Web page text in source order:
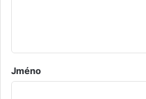
ř
Jméno